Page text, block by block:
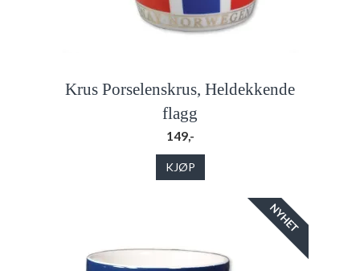
Krus Porselenskrus, Heldekkende
flagg
149,-
KJØP
NYHET